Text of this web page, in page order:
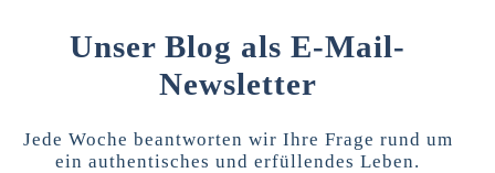
Unser Blog als E-Mail-
Newsletter
Jede Woche beantworten wir Ihre Frage rund um
ein authentisches und erfüllendes Leben.